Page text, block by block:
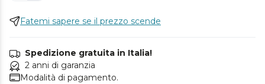
Fatemi sapere se il prezzo scende
Spedizione gratuita in Italia!
2 anni di garanzia
Modalità di pagamento.